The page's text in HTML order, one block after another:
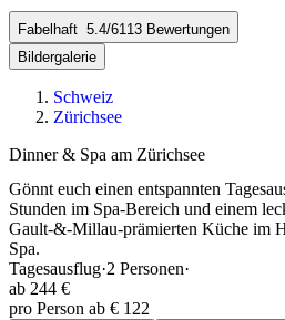
Fabelhaft 5.4/6113 Bewertungen
Bildergalerie
Schweiz
Zürichsee
Dinner & Spa am Zürichsee
Gönnt euch einen entspannten
Stunden im Spa-Bereich und einem
Gault-&-Millau-prämierten Küche im
Spa.
Tagesausflug·2 Personen·
ab 244 €
pro Person ab € 122